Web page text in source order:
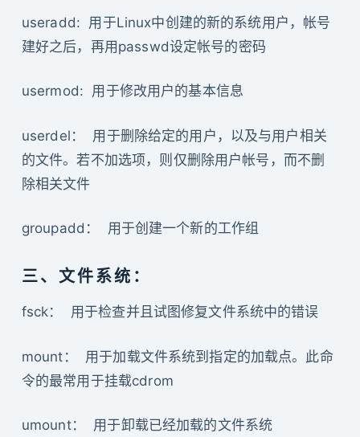
useradd: 用于Linux中创建的新的系统用户，帐号
建好之后，再用passwd设定帐号的密码
usermod: 用于修改用户的基本信息
userdel： 用于删除给定的用户，以及与用户相关
的文件。若不加选项，则仅删除用户帐号，而不删
除相关文件
groupadd： 用于创建一个新的工作组
三、文件系统：
fsck： 用于检查并且试图修复文件系统中的错误
mount： 用于加载文件系统到指定的加载点。此命
令的最常用于挂载cdrom
umount： 用于卸载已经加载的文件系统